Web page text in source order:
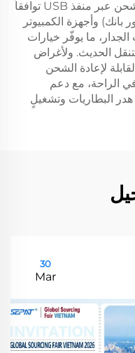
موثوقية طويلة الأمد. وتوفر إمكانية الشحن عبر منفذ USB توافقاً
بانك) وأجهزة الكمبيوتر
ما يوفّر خيارات
الحديث. ولأغراض
لإعادة الشحن
الراحة، مع دعم
البطاريات وتشغيلٍ
30
Mar